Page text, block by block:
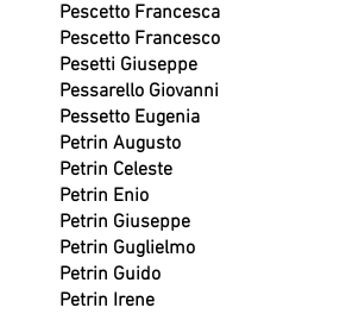
Pescetto Francesca
Pescetto Francesco
Pesetti Giuseppe
Pessarello Giovanni
Pessetto Eugenia
Petrin Augusto
Petrin Celeste
Petrin Enio
Petrin Giuseppe
Petrin Guglielmo
Petrin Guido
Petrin Irene